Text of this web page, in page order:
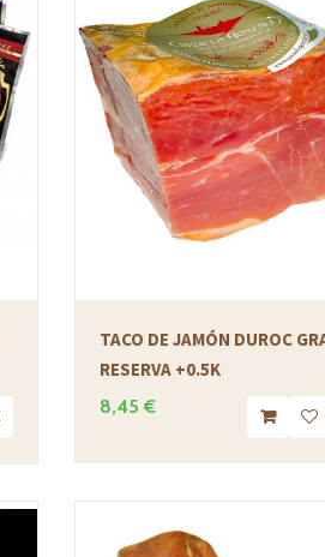
TACO DE JAMÓN DUROC
RESERVA +0.5K
8,45 €